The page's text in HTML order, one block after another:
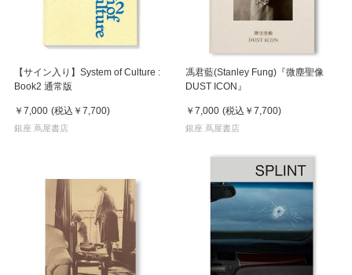
【サイン入り】System of Culture :
Book2 通常版
￥7,000 (税込 ￥7,700)
銀座 蔦屋書店
馮君藍(Stanley Fung)『微塵聖像
DUST ICON』
￥7,000 (税込 ￥7,700)
銀座 蔦屋書店